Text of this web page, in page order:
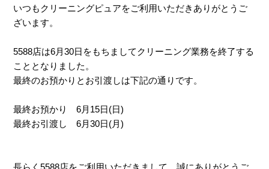
いつもクリーニングピュアをご利用いただきありがとうご
ざいます。
5588店は6月30日をもちましてクリーニング業務を終了する
こととなりました。
最終のお預かりとお引渡しは下記の通りです。
最終お預かり 6月15日(日)
最終お引渡し 6月30日(月)
長らく5588店をご利用いただきまして、誠にありがとうご